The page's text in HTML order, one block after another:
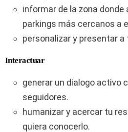
informar de la zona donde
parkings más cercanos a
personalizar y presentar a
Interactuar
generar un dialogo activo
seguidores.
humanizar y acercar tu
quiera conocerlo.